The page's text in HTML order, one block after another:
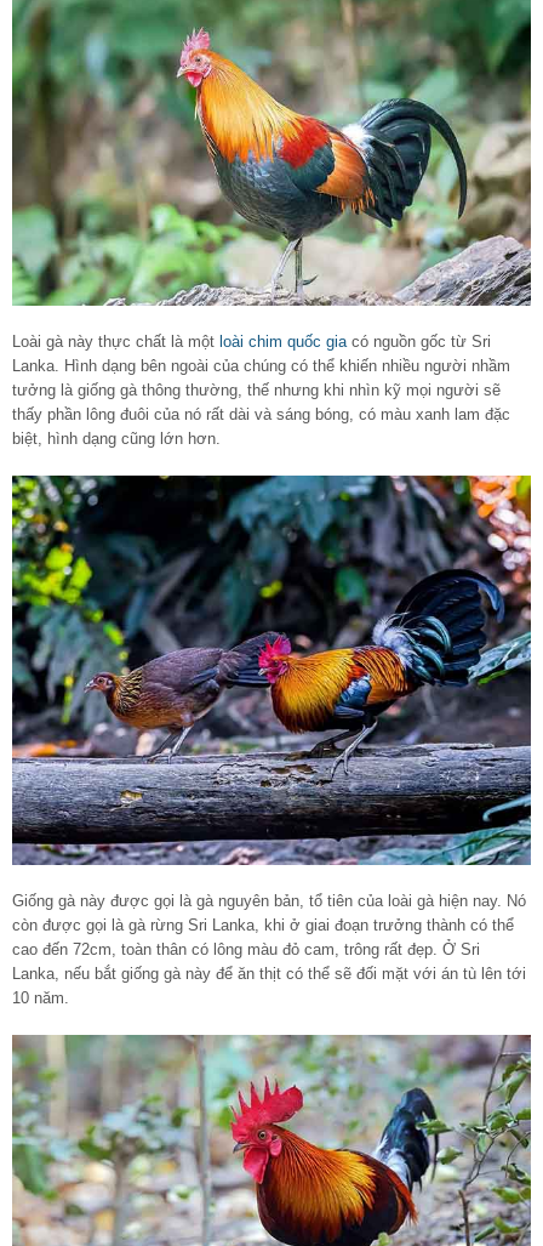
Loài gà này thực chất là một loài chim quốc giacó nguồn gốc từ Sri
Lanka. Hình dạng bên ngoài của chúng có thể khiến nhiều người nhầm
tưởng là giống gà thông thường, thế nhưng khi nhìn kỹ mọi người sẽ
thấy phần lông đuôi của nó rất dài và sáng bóng, có màu xanh lam đặc
biệt, hình dạng cũng lớn hơn.
Giống gà này được gọi là gà nguyên bản, tổ tiên của loài gà hiện nay. Nó
còn được gọi là gà rừng Sri Lanka, khi ở giai đoạn trưởng thành có thể
cao đến 72cm, toàn thân có lông màu đỏ cam, trông rất đẹp. Ở Sri
Lanka, nếu bắt giống gà này để ăn thịt có thể sẽ đối mặt với án tù lên tới
10 năm.